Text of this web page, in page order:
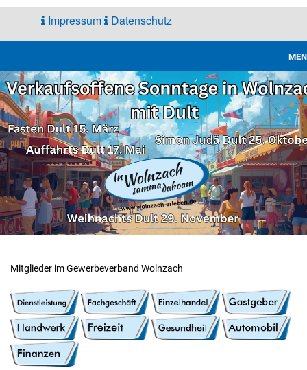
Impressum Datenschutz
Gewerbe
Verband
Mitglieder im Gewerbeverband Wolnzach